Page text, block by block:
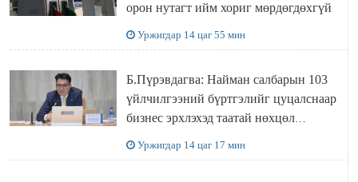
орон нутагт ийм хориг мөрдөгдөхгүй
Уржигдар 14 цаг 55 мин
Б.Пүрэвдагва: Найман салбарын 103
үйлчилгээний бүртгэлийг цуцалснаар
бизнес эрхлэхэд таатай нөхцөл
бүрдэнэ
Уржигдар 14 цаг 17 мин